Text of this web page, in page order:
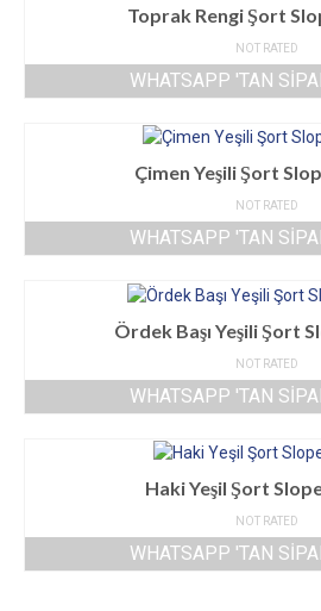
Toprak Rengi Şort
NOT RATED
WHATSAPP 'TAN
Çimen Yeşili Şort
NOT RATED
WHATSAPP 'TAN
Ördek Başı Yeşili Şort
NOT RATED
WHATSAPP 'TAN
Haki Yeşil Şort
NOT RATED
WHATSAPP 'TAN